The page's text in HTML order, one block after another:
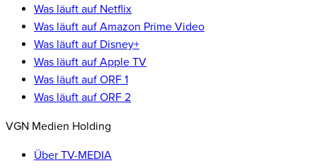
Was läuft auf Netflix
Was läuft auf Amazon Prime Video
Was läuft auf Disney+
Was läuft auf Apple TV
Was läuft auf ORF 1
Was läuft auf ORF 2
VGN Medien Holding
Über TV-MEDIA